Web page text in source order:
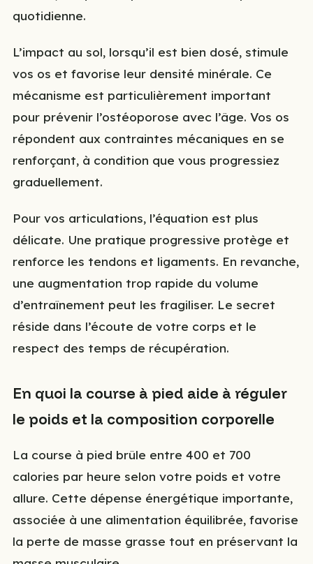
quotidienne.
L’impact au sol, lorsqu’il est bien dosé, stimule
vos os et favorise leur densité minérale. Ce
mécanisme est particulièrement important
pour prévenir l’ostéoporose avec l’âge. Vos os
répondent aux contraintes mécaniques en se
renforçant, à condition que vous progressiez
graduellement.
Pour vos articulations, l’équation est plus
délicate. Une pratique progressive protège et
renforce les tendons et ligaments. En revanche,
une augmentation trop rapide du volume
d’entraînement peut les fragiliser. Le secret
réside dans l’écoute de votre corps et le
respect des temps de récupération.
En quoi la course à pied aide à réguler
le poids et la composition corporelle
La course à pied brûle entre 400 et 700
calories par heure selon votre poids et votre
allure. Cette dépense énergétique importante,
associée à une alimentation équilibrée, favorise
la perte de masse grasse tout en préservant la